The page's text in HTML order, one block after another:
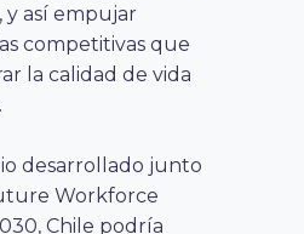
y así empujar
competitivas que
la calidad de vida
desarrollado junto
Workforce
Chile podría